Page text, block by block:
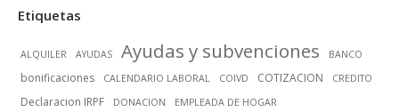
Etiquetas
ALQUILER AYUDAS Ayudas y subvenciones BANCO
bonificaciones CALENDARIO LABORAL COIVD COTIZACION CREDITO
Declaracion IRPF DONACION EMPLEADA DE HOGAR